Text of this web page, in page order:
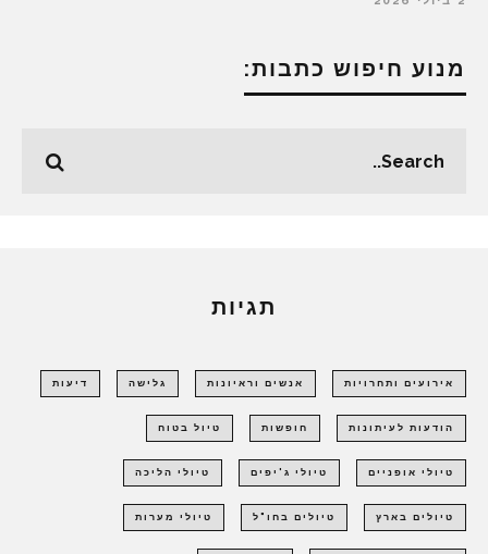
מנוע חיפוש כתבות:
תגיות
אירועים ותחרויות אנשים וראיונות גלישה דיעות
הודעות לעיתונות חופשות טיול בטוח
טיולי אופניים טיולי ג'יפים טיולי הליכה
טיולים בארץ טיולים בחו"ל טיולי מערות